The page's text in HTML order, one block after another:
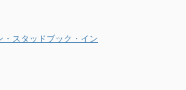
スタッドブック・イン